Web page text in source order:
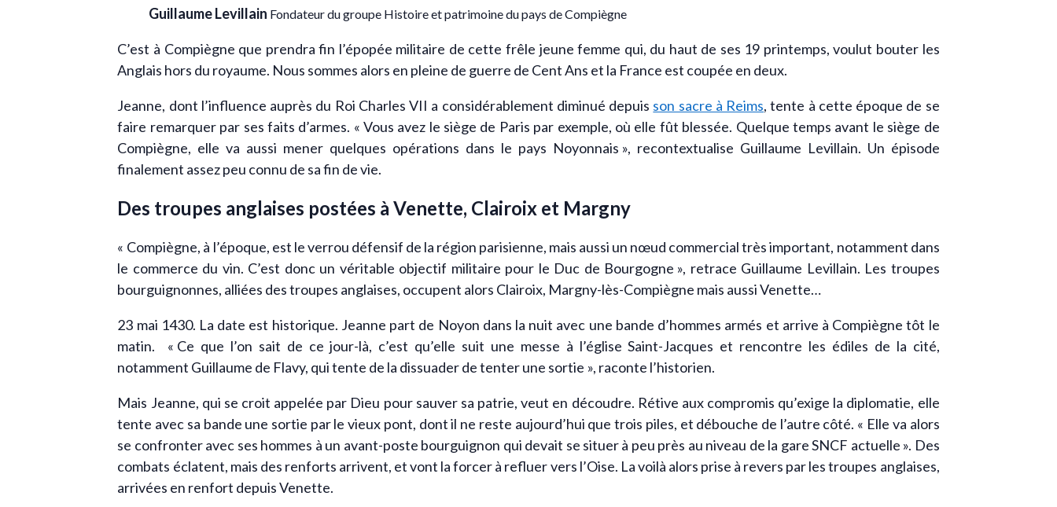
Guillaume Levillain Fondateur du groupe Histoire et patrimoine du pays de Compiègne
C’est à Compiègne que prendra fin l’épopée militaire de cette frêle jeune femme qui, du haut de ses 19 printemps, voulut bouter les
Anglais hors du royaume. Nous sommes alors en pleine de guerre de Cent Ans et la France est coupée en deux.
Jeanne, dont l’influence auprès du Roi Charles VII a considérablement diminué depuis son sacre à Reims, tente à cette époque de se
faire remarquer par ses faits d’armes. « Vous avez le siège de Paris par exemple, où elle fût blessée. Quelque temps avant le siège de
Compiègne, elle va aussi mener quelques opérations dans le pays Noyonnais », recontextualise Guillaume Levillain. Un épisode
finalement assez peu connu de sa fin de vie.
Des troupes anglaises postées à Venette, Clairoix et Margny
« Compiègne, à l’époque, est le verrou défensif de la région parisienne, mais aussi un nœud commercial très important, notamment dans
le commerce du vin. C’est donc un véritable objectif militaire pour le Duc de Bourgogne », retrace Guillaume Levillain. Les troupes
bourguignonnes, alliées des troupes anglaises, occupent alors Clairoix, Margny-lès-Compiègne mais aussi Venette…
23 mai 1430. La date est historique. Jeanne part de Noyon dans la nuit avec une bande d’hommes armés et arrive à Compiègne tôt le
matin. « Ce que l’on sait de ce jour-là, c’est qu’elle suit une messe à l’église Saint-Jacques et rencontre les édiles de la cité,
notamment Guillaume de Flavy, qui tente de la dissuader de tenter une sortie », raconte l’historien.
Mais Jeanne, qui se croit appelée par Dieu pour sauver sa patrie, veut en découdre. Rétive aux compromis qu’exige la diplomatie, elle
tente avec sa bande une sortie par le vieux pont, dont il ne reste aujourd’hui que trois piles, et débouche de l’autre côté. « Elle va alors
se confronter avec ses hommes à un avant-poste bourguignon qui devait se situer à peu près au niveau de la gare SNCF actuelle ». Des
combats éclatent, mais des renforts arrivent, et vont la forcer à refluer vers l’Oise. La voilà alors prise à revers par les troupes anglaises,
arrivées en renfort depuis Venette.